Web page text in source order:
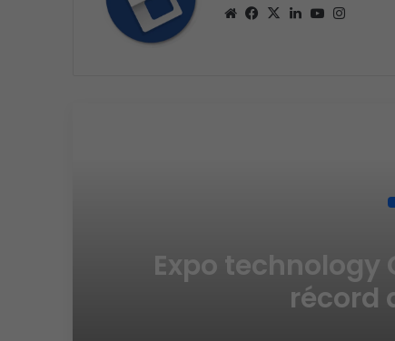
SitioFacebook
X LinkedInYouTube
Expo technology CDMX,
récord de